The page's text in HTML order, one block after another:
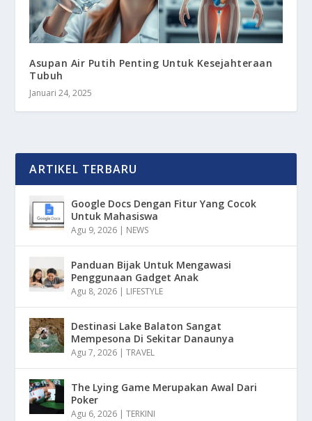
Asupan Air Putih Penting Untuk Kesejahteraan
Tubuh
Januari 24, 2025
ARTIKEL TERBARU
Google Docs Dengan Fitur Yang Cocok
Untuk Mahasiswa
Agu 9, 2026 | NEWS
Panduan Bijak Untuk Mengawasi
Penggunaan Gadget Anak
Agu 8, 2026 | LIFESTYLE
Destinasi Lake Balaton Sangat
Mempesona Di Sekitar Danaunya
Agu 7, 2026 |TRAVEL
The Lying Game Merupakan Awal Dari
Poker
Agu 6, 2026 |TERKINI